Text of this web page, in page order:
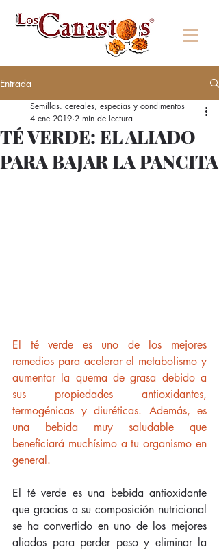
Entrada
TÉ VERDE: EL ALIADO
PARA BAJAR LA PANCITA
Semillas. cereales, especias y condimentos
4 ene 2019 2 min de lectura
El té verde es uno de los mejores
remedios para acelerar el metabolismo y
aumentar la quema de grasa debido a
sus propiedades antioxidantes,
termogénicas y diuréticas. Además, es
una bebida muy saludable que
beneficiará muchísimo a tu organismo en
general.
El té verde es una bebida antioxidante
que gracias a su composición nutricional
se ha convertido en uno de los mejores
aliados para perder peso y eliminar la